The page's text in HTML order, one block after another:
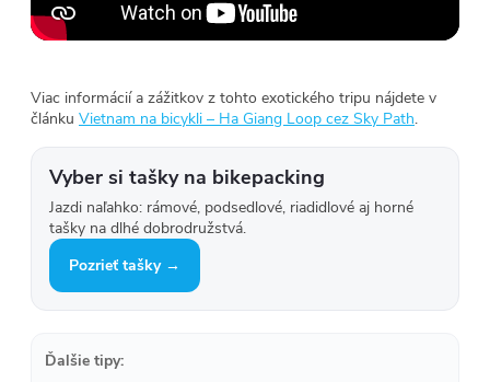
Viac informácií a zážitkov z tohto exotického tripu nájdete v
článku Vietnam na bicykli – Ha Giang Loop cez Sky Path.
Vyber si tašky na bikepacking
Jazdi naľahko: rámové, podsedlové, riadidlové aj horné
tašky na dlhé dobrodružstvá.
Pozrieť tašky →
Ďalšie tipy: